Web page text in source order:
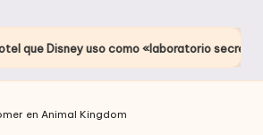
uso como «laboratorio secreto» en Orlando
en Animal Kingdom